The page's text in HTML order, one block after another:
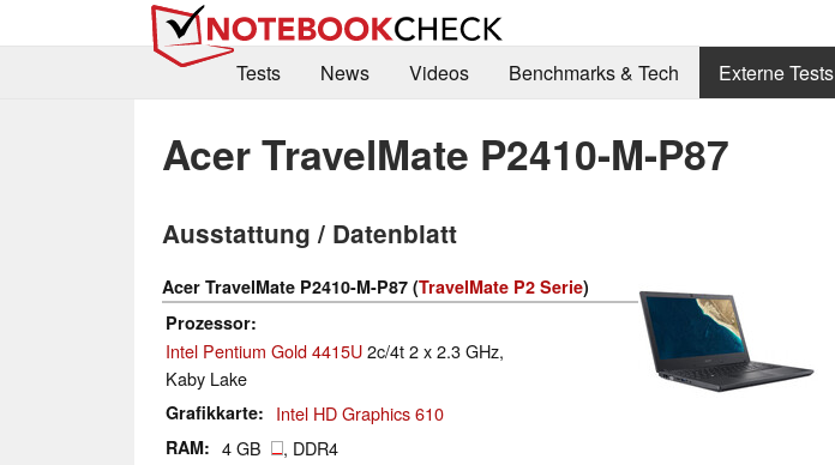
Tests
News Videos Benchmarks & Tech Externe Tests
Acer TravelMate P2410-M-P87
Ausstattung / Datenblatt
Acer TravelMate P2410-M-P87 (TravelMate P2 Serie)
Prozessor
Intel Pentium Gold 4415U2c/4t 2 x 2.3 GHz,
Kaby Lake
Grafikkarte Intel HD Graphics 610
RAM 4 GB , DDR4